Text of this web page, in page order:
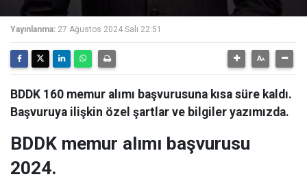
Yayınlanma: 27 Ağustos 2024 Salı 22:51
BDDK 160 memur alımı başvurusuna kısa süre kaldı.
Başvuruya ilişkin özel şartlar ve bilgiler yazımızda.
BDDK memur alımı başvurusu
2024.